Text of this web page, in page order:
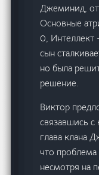
Джеминид,
Основные
0, Интеллект
сын
но была
решение.
Виктор
связавшись
глава клана
что
несмотря на